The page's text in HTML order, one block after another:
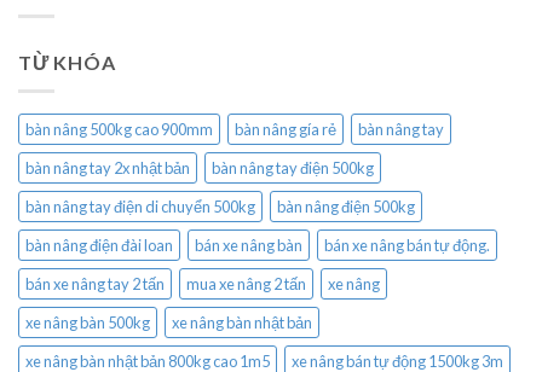
TỪ KHÓA
bàn nâng 500kg cao 900mm bàn nâng gía rẻ
bàn nâng tay
bàn nâng tay 2x nhật bản
bàn nâng tay điện 500kg
bàn nâng tay điện di chuyển 500kg
bàn nâng điện 500kg
bàn nâng điện đài loan
bán xe nâng bàn
bán xe nâng bán tự động.
bán xe nâng tay 2 tấn
mua xe nâng 2 tấn
xe nâng
xe nâng bàn 500kg
xe nâng bàn nhật bản
xe nâng bàn nhật bản 800kg cao 1m5
xe nâng bán tự động 1500kg 3m